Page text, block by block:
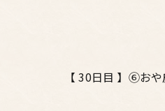
【 30日目 】⑥お